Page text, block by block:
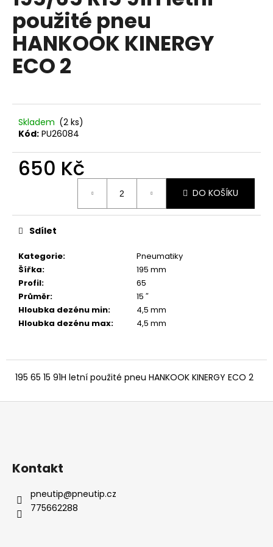
5
hvězdiček.
použité pneu
HANKOOK KINERGY
ECO 2
Skladem (2 ks)
Kód: PU26084
650 Kč
DO KOŠÍKU
Kategorie:
Pneumatiky
Šířka:
195 mm
Profil:
65
Průměr:
15 ″
Hloubka dezénu min:
4,5 mm
Hloubka dezénu max: 4,5 mm
Sdílet
195 65 15 91H letní použité pneu HANKOOK KINERGY ECO 2
a
j
í
t
?
o
u
č
u
e
m
Z
Kontakt
pneutip@pneutip.cz
775662288